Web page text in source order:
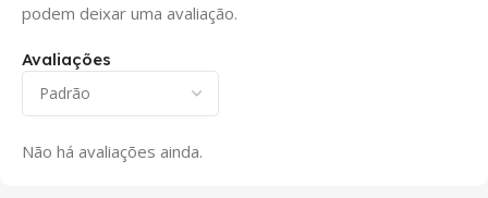
Avaliações
Não há avaliações ainda.
podem deixar uma avaliação.